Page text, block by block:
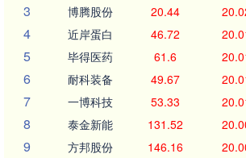
3 博腾股份 20.44
4 近岸蛋白 46.72
5 毕得医药 61.6
6 耐科装备 49.67
7 一博科技 53.33
8 泰金新能 131.52
9 方邦股份 146.16